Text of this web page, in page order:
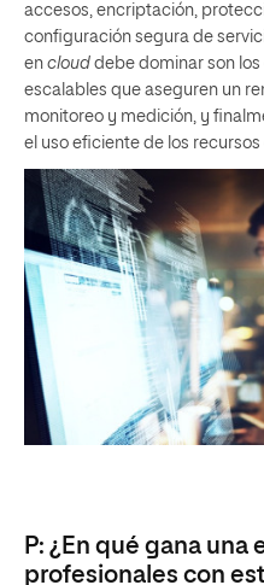
accesos, encriptación,
configuración segura de
en cloud debe dominar son
escalables que aseguren un
monitoreo y medición, y
el uso eficiente de los recursos
P: ¿En qué gana una
profesionales con